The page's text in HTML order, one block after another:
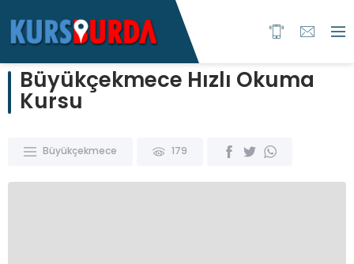
Büyükçekmece Hızlı Okuma
Kursu
Büyükçekmece 179